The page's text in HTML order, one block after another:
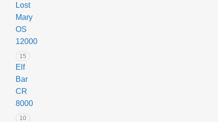
Lost
Mary
OS
12000
15
Elf
Bar
CR
8000
10